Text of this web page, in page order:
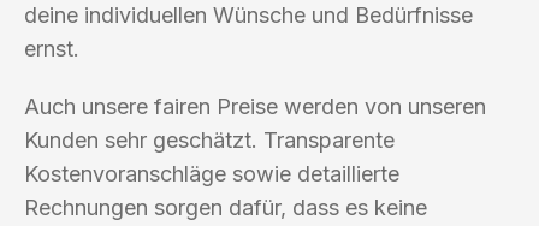
deine individuellen Wünsche und Bedürfnisse
ernst.
Auch unsere fairen Preise werden von unseren
Kunden sehr geschätzt. Transparente
Kostenvoranschläge sowie detaillierte
Rechnungen sorgen dafür, dass es keine